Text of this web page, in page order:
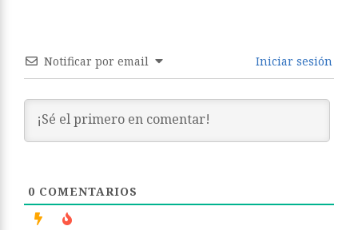
Notificar por email Iniciar sesión
0 COMENTARIOS